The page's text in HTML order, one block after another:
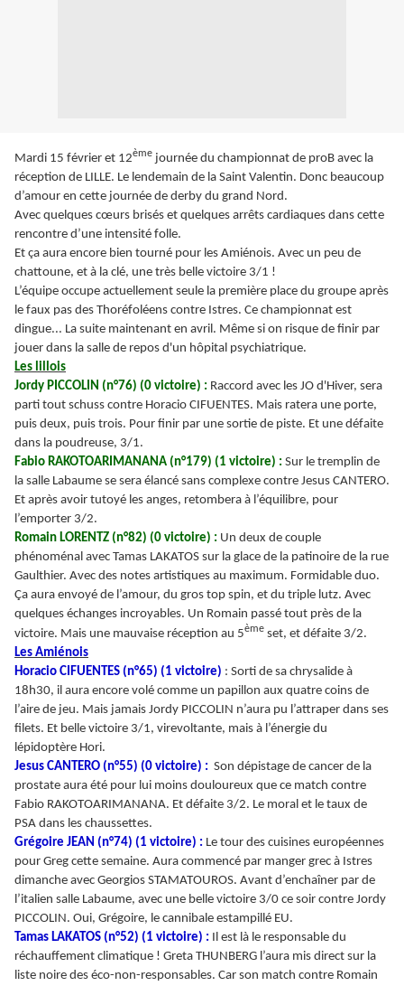
Mardi 15 février et 12ème journée du championnat de proB avec la
réception de LILLE. Le lendemain de la Saint Valentin. Donc beaucoup
d’amour en cette journée de derby du grand Nord.
Avec quelques cœurs brisés et quelques arrêts cardiaques dans cette
rencontre d’une intensité folle.
Et ça aura encore bien tourné pour les Amiénois. Avec un peu de
chattoune, et à la clé, une très belle victoire 3/1 !
L’équipe occupe actuellement seule la première place du groupe après
le faux pas des Thoréfoléens contre Istres. Ce championnat est
dingue... La suite maintenant en avril. Même si on risque de finir par
jouer dans la salle de repos d'un hôpital psychiatrique.
Les lillois
Jordy PICCOLIN (n°76) (0 victoire) : Raccord avec les JO d'Hiver, sera
parti tout schuss contre Horacio CIFUENTES. Mais ratera une porte,
puis deux, puis trois. Pour finir par une sortie de piste. Et une défaite
dans la poudreuse, 3/1.
Fabio RAKOTOARIMANANA (n°179) (1 victoire) : Sur le tremplin de
la salle Labaume se sera élancé sans complexe contre Jesus CANTERO.
Et après avoir tutoyé les anges, retombera à l’équilibre, pour
l’emporter 3/2.
Romain LORENTZ (n°82) (0 victoire) : Un deux de couple
phénoménal avec Tamas LAKATOS sur la glace de la patinoire de la rue
Gaulthier. Avec des notes artistiques au maximum. Formidable duo.
Ça aura envoyé de l’amour, du gros top spin, et du triple lutz. Avec
quelques échanges incroyables. Un Romain passé tout près de la
victoire. Mais une mauvaise réception au 5ème set, et défaite 3/2.
Les Amiénois
Horacio CIFUENTES (n°65) (1 victoire) : Sorti de sa chrysalide à
18h30, il aura encore volé comme un papillon aux quatre coins de
l’aire de jeu. Mais jamais Jordy PICCOLIN n’aura pu l’attraper dans ses
filets. Et belle victoire 3/1, virevoltante, mais à l’énergie du
lépidoptère Hori.
Jesus CANTERO (n°55) (0 victoire) : Son dépistage de cancer de la
prostate aura été pour lui moins douloureux que ce match contre
Fabio RAKOTOARIMANANA. Et défaite 3/2. Le moral et le taux de
PSA dans les chaussettes.
Grégoire JEAN (n°74) (1 victoire) : Le tour des cuisines européennes
pour Greg cette semaine. Aura commencé par manger grec à Istres
dimanche avec Georgios STAMATOUROS. Avant d’enchaîner par de
l’italien salle Labaume, avec une belle victoire 3/0 ce soir contre Jordy
PICCOLIN. Oui, Grégoire, le cannibale estampillé EU.
Tamas LAKATOS (n°52) (1 victoire) :
Il est là le responsable du
réchauffement climatique ! Greta THUNBERG l’aura mis direct sur la
liste noire des éco-non-responsables. Car son match contre Romain